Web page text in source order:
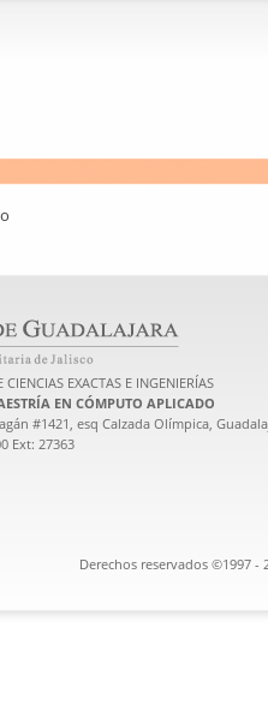
EXACTAS E INGENIERÍAS
EN CÓMPUTO APLICADO
#1421, esq Calzada Olímpica,
Ext: 27363
Derechos reservados ©1997